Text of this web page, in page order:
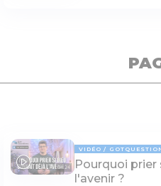
04:24
VIDÉO
Pourquoi prier
l'avenir ?